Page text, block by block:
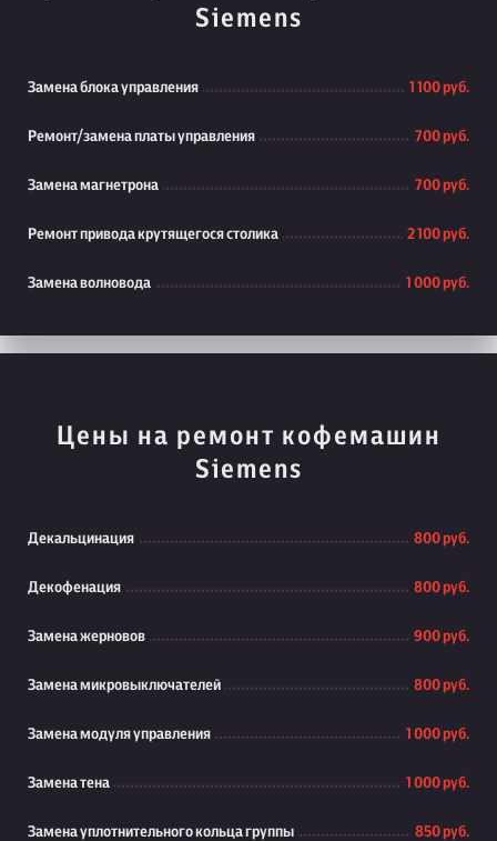
Siemens
Замена блока управления 1 100 руб.
Ремонт/замена платы управления 700 руб.
Замена магнетрона 700 руб.
Ремонт привода крутящегося столика 2 100 руб.
Замена волновода 1 000 руб.
Цены на ремонт кофемашин
Siemens
Декальцинация 800 руб.
Декофенация 800 руб.
Замена жерновов 900 руб.
Замена микровыключателей 800 руб.
Замена модуля управления 1 000 руб.
Замена тена 1 000 руб.
Замена уплотнительного кольца группы 850 руб.